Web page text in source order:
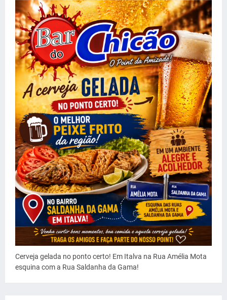
Cerveja gelada no ponto certo! Em Italva na Rua Amélia Mota
esquina com a Rua Saldanha da Gama!